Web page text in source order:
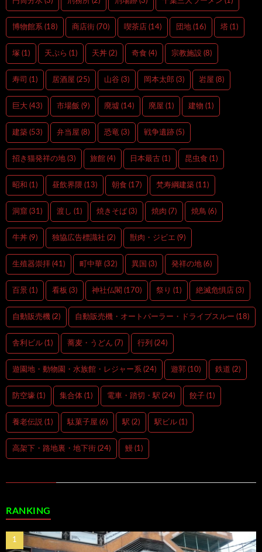
博物館系 (18) 商店街 (70) 喫茶店 (14) 団地 (16) 塔 (1)
塚 (1) 天ぷら (1) 天丼 (2) 奇食 (4) 宗教施設 (8)
寿司 (1) 居酒屋 (25) 山谷 (3) 岡本太郎 (3) 岩屋 (8)
巨大 (43) 市場飯 (9) 廃墟 (14) 廃屋 (1) 建物 (1)
建築 (53) 弁当屋 (8) 恐竜 (3) 戦争遺跡 (5)
招き猫発祥の地 (3) 旅館 (4) 日本最古 (1) 昆虫食 (1)
昭和 (1) 昼飲界隈 (13) 朝食 (17) 梵寿綱建築 (11)
洞窟 (31) 渡し (1) 焼きそば (3) 焼肉 (7) 焼鳥 (6)
牛丼 (9) 独協広告標識社 (2) 獣肉・ジビエ (9)
生殖器崇拝 (41) 町中華 (32) 異国 (3) 発祥の地 (6)
百景 (1) 看板 (3) 神社仏閣 (170) 祭り (1) 絶滅危惧店 (3)
自動販売機 (2) 自動販売機・オートパーラー・ドライブスルー (18)
舎利ビル (1) 蕎麦・うどん (7) 行列 (24)
遊園地・動物園・水族館・レジャー系 (24) 遊郭 (10) 鉄道 (2)
防空壕 (1) 集合体 (1) 電車・踏切・駅 (24) 餃子 (1)
養老伝説 (1) 駄菓子屋 (6) 駅 (2) 駅ビル (1)
高架下・路地裏・地下街 (24) 鰻 (1)
RANKING